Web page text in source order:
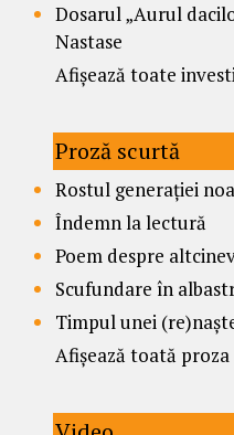
Dosarul „Aurul
Nastase
Afișează toate
Proză scurtă
Rostul generației
Îndemn la lectură
Poem despre
Scufundare în
Timpul unei
Afișează toată